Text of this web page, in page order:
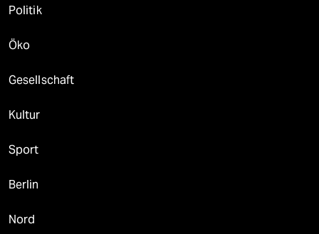
Politik
Öko
Gesellschaft
Kultur
Sport
Berlin
Nord